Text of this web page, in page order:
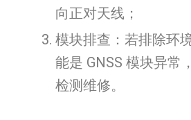
向正对天线；
模块排查：若排除环
能是 GNSS 模块异常
检测维修。